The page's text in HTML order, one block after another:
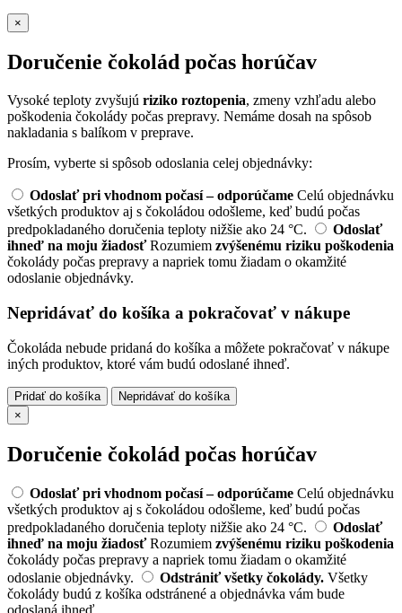
×
Doručenie čokolád počas horúčav
Vysoké teploty zvyšujú riziko roztopenia, zmeny vzhľadu alebo
poškodenia čokolády počas prepravy. Nemáme dosah na spôsob
nakladania s balíkom v preprave.
Prosím, vyberte si spôsob odoslania celej objednávky:
Odoslať pri vhodnom počasí – odporúčame Celú objednávku
všetkých produktov aj s čokoládou odošleme, keď budú počas
predpokladaného doručenia teploty nižšie ako 24 °C.
Odoslať
ihneď na moju žiadosť Rozumiem zvýšenému riziku poškodenia
čokolády počas prepravy a napriek tomu žiadam o okamžité
odoslanie objednávky.
Nepridávať do košíka a pokračovať v nákupe
Čokoláda nebude pridaná do košíka a môžete pokračovať v nákupe
iných produktov, ktoré vám budú odoslané ihneď.
Pridať do košíka
Nepridávať do košíka
×
Doručenie čokolád počas horúčav
Odoslať pri vhodnom počasí – odporúčame Celú objednávku
všetkých produktov aj s čokoládou odošleme, keď budú počas
predpokladaného doručenia teploty nižšie ako 24 °C.
Odoslať
ihneď na moju žiadosť Rozumiem zvýšenému riziku poškodenia
čokolády počas prepravy a napriek tomu žiadam o okamžité
odoslanie objednávky.
Odstrániť všetky čokolády. Všetky
čokolády budú z košíka odstránené a objednávka vám bude